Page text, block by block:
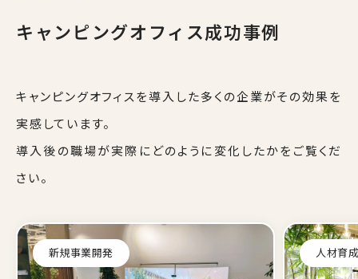
キャンピングオフィス成功事例
キャンピングオフィスを導入した多くの企業がその効果を
実感しています。
導入後の職場が実際にどのように変化したかをご覧くだ
さい。
新規事業開発 人材育